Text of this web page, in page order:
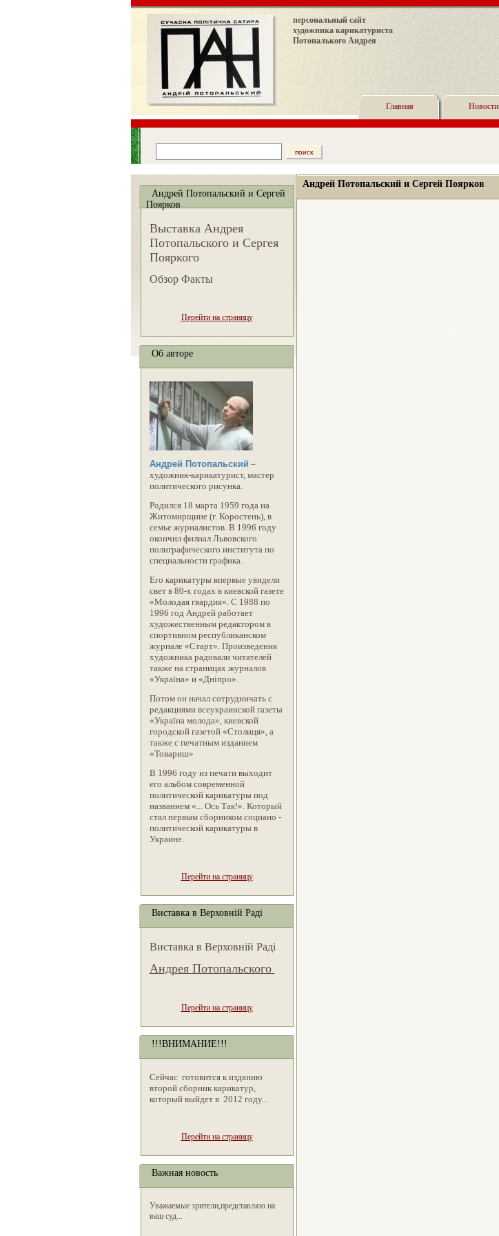
персональный сайт
художника карикатуриста
Потопалького Андрея
Главная Новости
Андрей Потопальский и Сергей
Поярков
Выставка Андрея
Потопальского и Сергея
Пояркого
Обзор Факты
Перейти на страницу
Об авторе
Андрей Потопальский –
художник-карикатурист, мастер
политического рисунка.
Родился 18 марта 1959 года на
Житомирщине (г. Коростень), в
семье журналистов. В 1996 году
окончил филиал Львовского
полиграфического института по
специальности графика.
Его карикатуры впервые увидели
свет в 80-х годах в киевской газете
«Молодая гвардия». С 1988 по
1996 год Андрей работает
художественным редактором в
спортивном республиканском
журнале «Старт». Произведения
художника радовали читателей
также на страницах журналов
«Україна» и «Дніпро».
Потом он начал сотрудничать с
редакциями всеукраинской газеты
«Україна молода», киевской
городской газетой «Столиця», а
также с печатным изданием
«Товариш»
В 1996 году из печати выходит
его альбом современной
политической карикатуры под
названием «... Ось Так!». Который
стал первым сборником социано -
политической карикатуры в
Украине.
Перейти на страницу
Виставка в Верховній Раді
Виставка в Верховній Раді
Андрея Потопальского
Перейти на страницу
!!!ВНИМАНИЕ!!!
Сейчас готовится к изданию
второй сборник карикатур,
который выйдет в 2012 году...
Перейти на страницу
Важная новость
Уважаемые зрители,представляю на
ваш суд...
Андрей Потопальский и Сергей Поярков